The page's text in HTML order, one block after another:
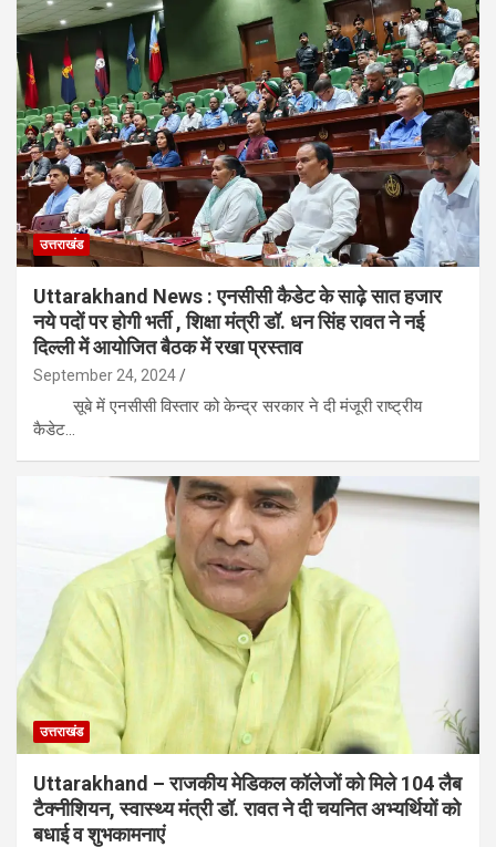
उत्तराखंड
Uttarakhand News : एनसीसी कैडेट के साढ़े सात हजार
नये पदों पर होगी भर्ती , शिक्षा मंत्री डॉ. धन सिंह रावत ने नई
दिल्ली में आयोजित बैठक में रखा प्रस्ताव
September 24, 2024
सूबे में एनसीसी विस्तार को केन्द्र सरकार ने दी मंजूरी राष्ट्रीय
कैडेट…
उत्तराखंड
Uttarakhand – राजकीय मेडिकल कॉलेजों को मिले 104 लैब
टैक्नीशियन, स्वास्थ्य मंत्री डॉ. रावत ने दी चयनित अभ्यर्थियों को
बधाई व शुभकामनाएं